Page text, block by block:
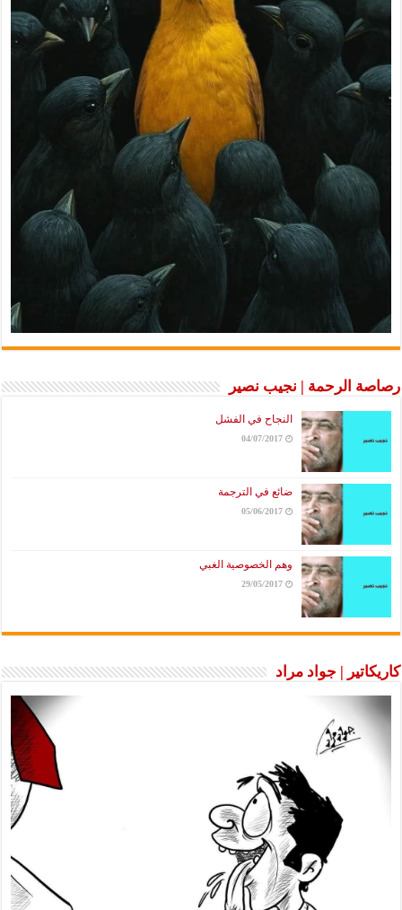
رصاصة الرحمة | نجيب نصير
النجاح في الفشل
04/07/2017
ضائع في الترجمة
05/06/2017
وهم الخصوصية الغبي
29/05/2017
كاريكاتير | جواد مراد